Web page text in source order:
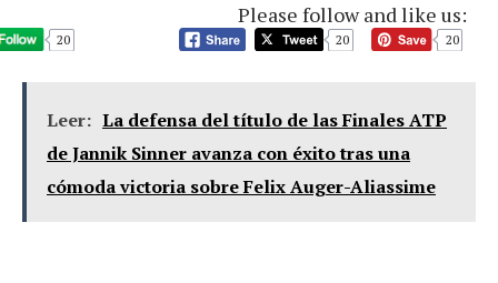
Please follow and like us:
20 20 20
Leer: La defensa del título de las Finales ATP
de Jannik Sinner avanza con éxito tras una
cómoda victoria sobre Felix Auger-Aliassime